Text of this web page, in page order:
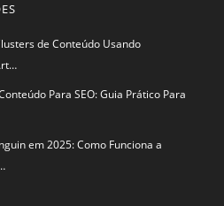
de Conteúdo Usando
Para SEO: Guia Prático Para
em 2025: Como Funciona a